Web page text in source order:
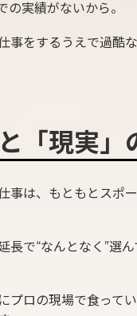
の実績がないから。
事をするうえで過酷
「現実」
事は、もともとスポ
長で“なんとなく”選
プロの現場で食って